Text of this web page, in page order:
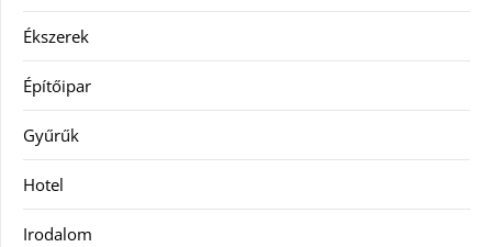
Ékszerek
Építőipar
Gyűrűk
Hotel
Irodalom